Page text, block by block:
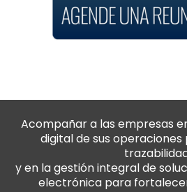
Acompañar a las empresas
digital de sus
y en la gestión integral de
electrónica para